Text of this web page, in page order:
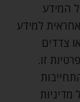
המידע
למידע
צדדים
זו.